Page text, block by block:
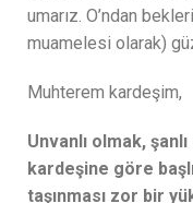
umarız. O’ndan
muamelesi olarak)
Muhterem kardeşim,
Unvanlı olmak,
kardeşine göre
taşınması zor bir